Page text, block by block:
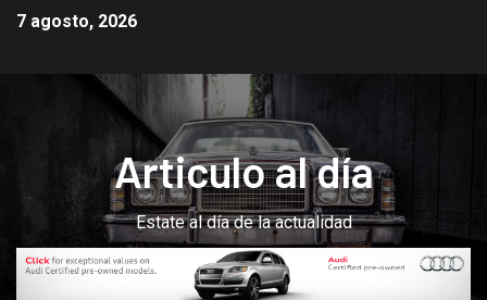
7 agosto, 2026
Articulo al día
Estate al día de la actualidad